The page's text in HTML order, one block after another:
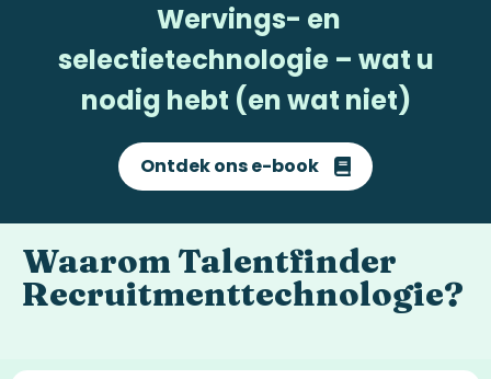
Wervings- en
selectietechnologie – wat u
nodig hebt (en wat niet)
Ontdek ons e-book
WaaromTalentfinder
Recruitmenttechnologie?